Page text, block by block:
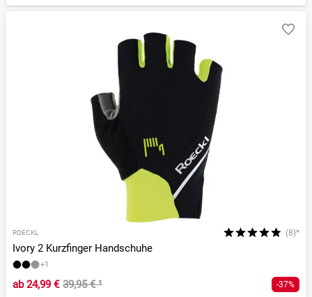
ROECKL (8)*
Ivory 2 Kurzfinger Handschuhe
+1
ab24,99 € 39,95 €¹ -37%